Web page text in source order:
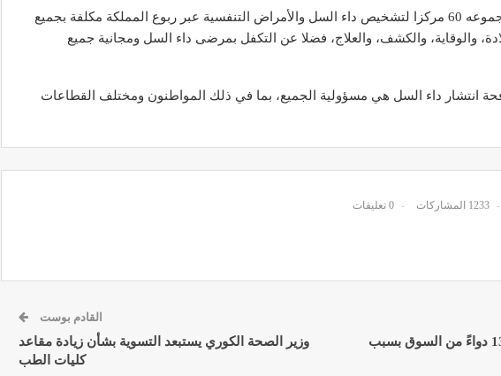
كما يتوفر المغرب على ما مجموعه 60 مركزا لتشخيص داء السل والأمراض التنفسية عبر ربوع المملكة مكلفة بجميع
والوقاية، والكشف، والعلاج، فضلا عن التكفل بمرضى داء السل ومجانية جميع
انتشار داء السل هي مسؤولية الجميع، بما في ذلك المواطنون ومختلف القطاعات
1233 المشاركات 0 تعليقات
هيئة الدواء المصرية تسحب 13 دواءً من السوق بسبب
القادم بوست
وزير الصحة الكوري يستبعد التسوية بشأن زيادة مقاعد
كليات الطب
استشفائية دولية
ديسمبر 20, 2022